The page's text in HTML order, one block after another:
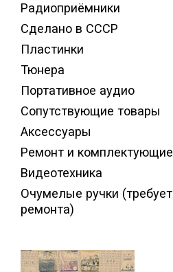
Радиоприёмники
Сделано в СССР
Пластинки
Тюнера
Портативное аудио
Сопутствующие товары
Аксессуары
Ремонт и комплектующие
Видеотехника
Очумелые ручки (требует
ремонта)